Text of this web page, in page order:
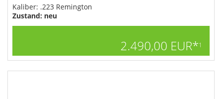
Kaliber: .223 Remington
Zustand: neu
2.490,00 EUR*1